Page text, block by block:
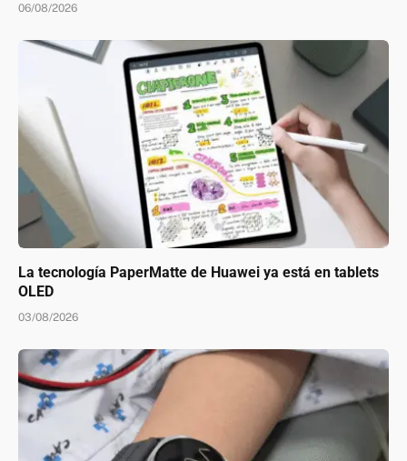
06/08/2026
La tecnología PaperMatte de Huawei ya está en tablets
OLED
03/08/2026